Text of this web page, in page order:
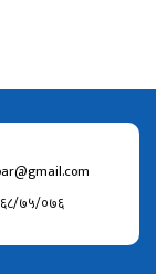
७५/०७६